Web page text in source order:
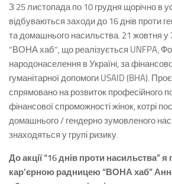
З 25 листопада по 10 грудня щорічно в
відбуваються заходи до 16 днів проти
та домашнього насильства. 21 жовтня у
“ВОНА хаб”, що реалізується UNFPA,
народонаселення в Україні, за
гуманітарної допомоги USAID (BHA).
спрямовано на розвиток професійного
фінансової спроможності жінок, котрі
домашнього / гендерно зумовленого
знаходяться у групі ризику.
До акції “16 днів проти насильства”
кар’єрною радницею “ВОНА хаб”